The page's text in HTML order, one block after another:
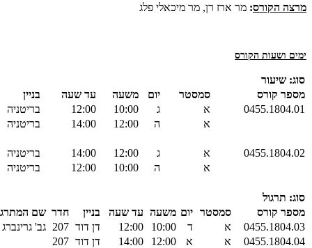
מרצה הקורס: מר ארז רן, מר מיכאלי פלג
ימים ושעות הקורס
סוג: שיעור
מספר קורס
סמסטר יום משעה עד שעה
בניין
0455.1804.01
א ג 10:00
12:00
בריטניה
א
ה 12:00
14:00 בריטניה
0455.1804.02 א ג 12:00
14:00
בריטניה
א
ה 10:00
12:00 בריטניה
סוג: תרגול
מספר קורס
סמסטר יום משעה עד שעה בניין חדר שם
0455.1804.03
א ד 10:00
12:00 דן דוד 207 גב'
0455.1804.04
א א 12:00
14:00 דן דוד 207